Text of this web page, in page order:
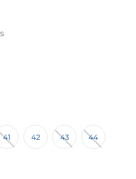
41 42 43 44